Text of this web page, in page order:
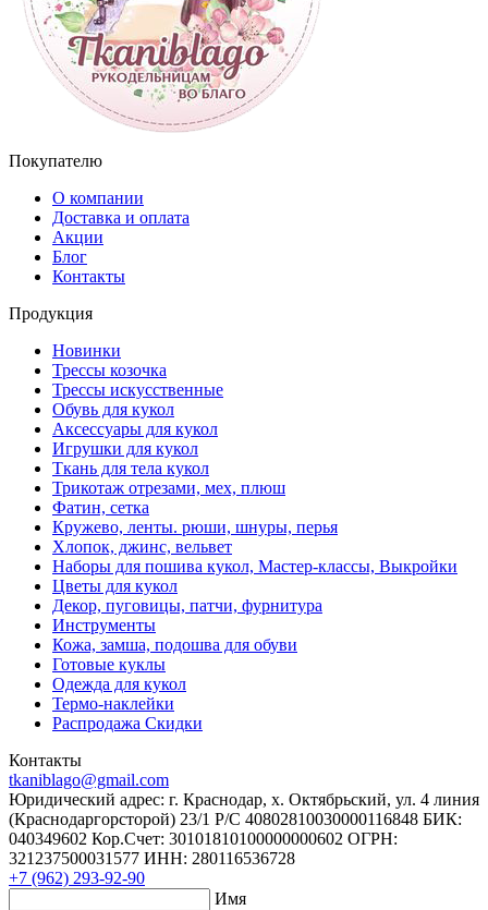
Покупателю
О компании
Доставка и оплата
Акции
Блог
Контакты
Продукция
Новинки
Трессы козочка
Трессы искусственные
Обувь для кукол
Аксессуары для кукол
Игрушки для кукол
Ткань для тела кукол
Трикотаж отрезами, мех, плюш
Фатин, сетка
Кружево, ленты. рюши, шнуры, перья
Хлопок, джинс, вельвет
Наборы для пошива кукол, Мастер-классы, Выкройки
Цветы для кукол
Декор, пуговицы, патчи, фурнитура
Инструменты
Кожа, замша, подошва для обуви
Готовые куклы
Одежда для кукол
Термо-наклейки
Распродажа Скидки
Контакты
tkaniblago@gmail.com
Юридический адрес: г. Краснодар, х. Октябрьский, ул. 4 линия
(Краснодаргорсторой) 23/1 Р/C 40802810030000116848 БИК:
040349602 Кор.Счет: 30101810100000000602 ОГРН:
321237500031577 ИНН: 280116536728
+7 (962) 293-92-90
Имя